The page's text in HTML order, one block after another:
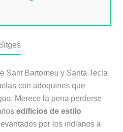
Sant Bartomeu y Santa Tecla
con adoquines que
Merece la pena perderse
edificios de estilo
por los indianos a